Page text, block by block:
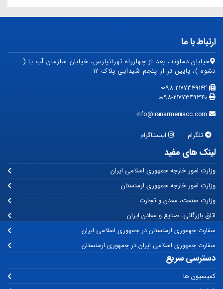
ارتباط با ما
خیابان دماوند، بعد از چهارراه تهرانپارس، خیابان سازمان آب یا (
نشوه )، پایین تر از پنجم شیدایی پلاک ۱۲
0098-2177349142
0098-2177349340
info@iranarmeniacc.com
تلگرام
اینستاگرام
لینک های مفید
وزارت امور خارجه جمهوری اسلامی ایران
وزارت امور خارجه جمهوری ارمنستان
وزارت صنعت، معدن و تجارت
اتاق بازرگانی، صنایع و معادن ایران
سفارت جهموری ارمنستان در جمهوری اسلامی ایران
سفارت جمهوری اسلامی ایران در جمهوری ارمنستان
دسترسی سریع
کمیسیون ها